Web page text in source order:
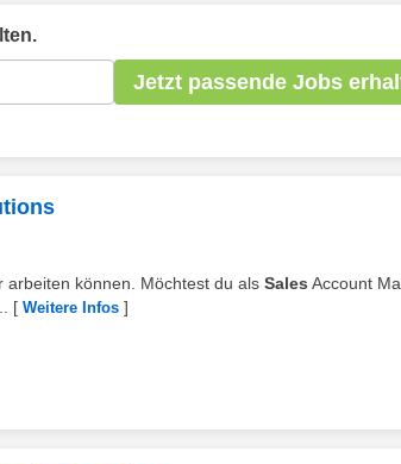
Jetzt passende Jobs
arbeiten können. Möchtest du als Sales Account
[ Weitere Infos ]